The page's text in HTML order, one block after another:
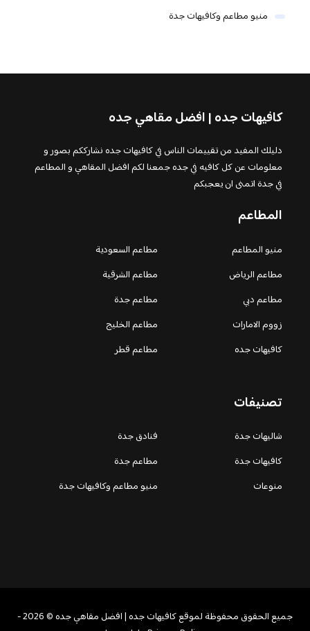
منيو مطاعم وكافيهات جدة
كافيهات جده | افضل مقاهي جده
دليلك المفيد من تقييمات الناس في كافيهات جده نشارككم بصور و
معلومات عن كل كافيه في جده جمعنا لكم افضل المقاهي و المطاعم
في جدة اتمنى ان يعجبكم
المطاعم
منيو المطاعم
مطاعم السعودية
مطاعم الرياض
مطاعم الشرقية
مطاعم دبي
مطاعم جدة
زووم الامارات
مطاعم الخليج
كافيهات جده
مطاعم قطر
تصنيفات
شاليهات جدة
فنادق جدة
كافيهات جدة
مطاعم جدة
منوعات
منيو مطاعم وكافيهات جدة
جميع الحقوق محفوظة لموقع كافيهات جده | افضل مقاهي جده © 2026 -